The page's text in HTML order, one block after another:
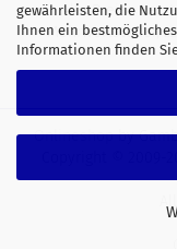
gewährleisten, die
Ihnen ein
Informationen finden
Alle Preise
Mehrwertsteuer,
Onlineshopby
Copyright © 2009-